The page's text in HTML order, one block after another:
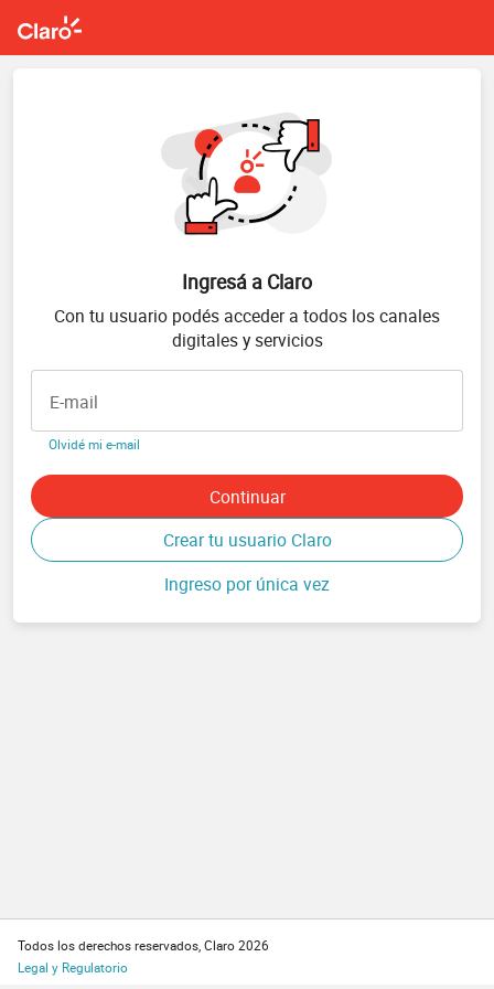
Ingresá a Claro
Con tu usuario podés acceder a todos los canales
digitales y servicios
E-mail
Olvidé mi e-mail
Continuar
Crear tu usuario Claro
Ingreso por única vez
Todos los derechos reservados, Claro 2026
Legal y Regulatorio